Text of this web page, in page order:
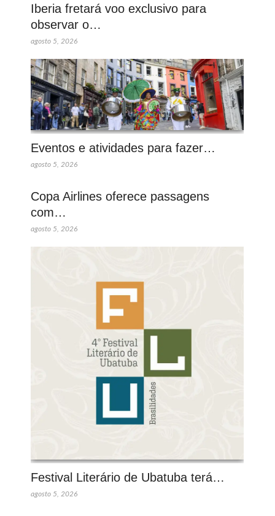
Iberia fretará voo exclusivo para
observar o…
agosto 5, 2026
Eventos e atividades para fazer…
agosto 5, 2026
Copa Airlines oferece passagens
com…
agosto 5, 2026
Festival Literário de Ubatuba terá…
agosto 5, 2026